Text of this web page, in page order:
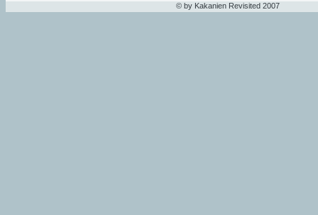
© by Kakanien Revisited 2007